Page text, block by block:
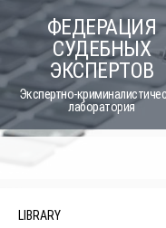
to
content
ФЕДЕРАЦИЯ
СУДЕБНЫХ
ЭКСПЕРТОВ
Экспертно-
лаборатория
LIBRARY